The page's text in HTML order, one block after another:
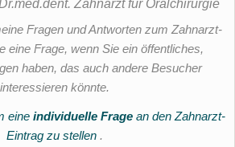
Fragen und Antworten zum Zahnarzt-
eine Frage, wenn Sie ein öffentliches,
haben, das auch andere Besucher
interessieren könnte.
eine individuelle Fragean den Zahnarzt-
Eintrag zu stellen .